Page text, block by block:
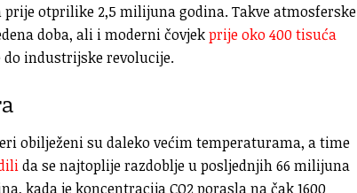
prije otprilike 2,5 milijuna godina. Takve atmosferske
doba, ali i moderni čovjekprije oko 400 tisuća
industrijske revolucije.
obilježeni su daleko većim temperaturama, a time
da se najtoplije razdoblje u posljednjih 66 milijuna
kada je koncentracija CO2 porasla na čak 1600